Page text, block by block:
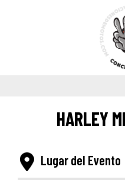
HARLEY
Lugar del Evento